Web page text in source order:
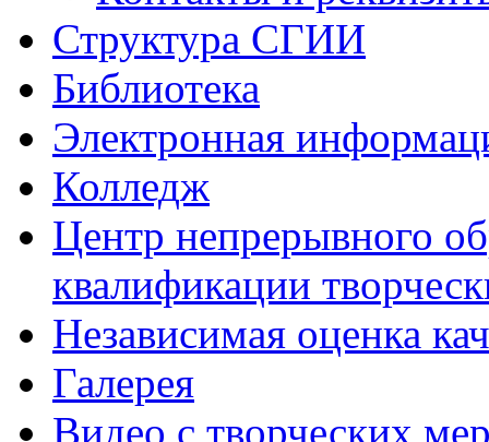
Структура СГИИ
Библиотека
Электронная
Колледж
Центр непрерывного
квалификации
Независимая оценка
Галерея
Видео с творческих